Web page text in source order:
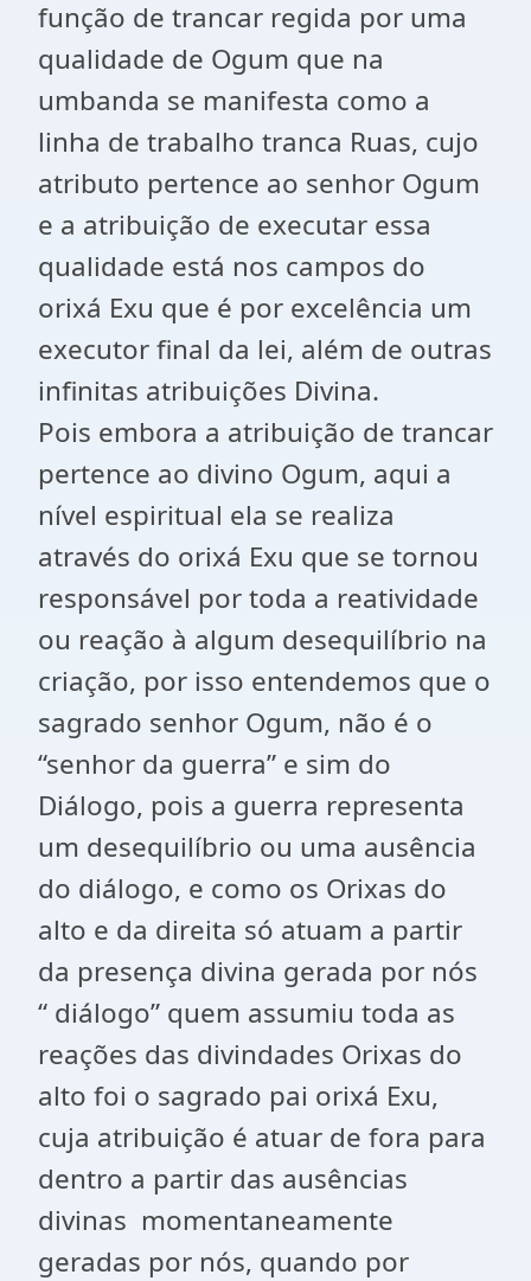
função de trancar regida por uma
qualidade de Ogum que na
umbanda se manifesta como a
linha de trabalho tranca Ruas, cujo
atributo pertence ao senhor Ogum
e a atribuição de executar essa
qualidade está nos campos do
orixá Exu que é por excelência um
executor final da lei, além de outras
infinitas atribuições Divina.
Pois embora a atribuição de trancar
pertence ao divino Ogum, aqui a
nível espiritual ela se realiza
através do orixá Exu que se tornou
responsável por toda a reatividade
ou reação à algum desequilíbrio na
criação, por isso entendemos que o
sagrado senhor Ogum, não é o
“senhor da guerra” e sim do
Diálogo, pois a guerra representa
um desequilíbrio ou uma ausência
do diálogo, e como os Orixas do
alto e da direita só atuam a partir
da presença divina gerada por nós
“ diálogo” quem assumiu toda as
reações das divindades Orixas do
alto foi o sagrado pai orixá Exu,
cuja atribuição é atuar de fora para
dentro a partir das ausências
divinas momentaneamente
geradas por nós, quando por